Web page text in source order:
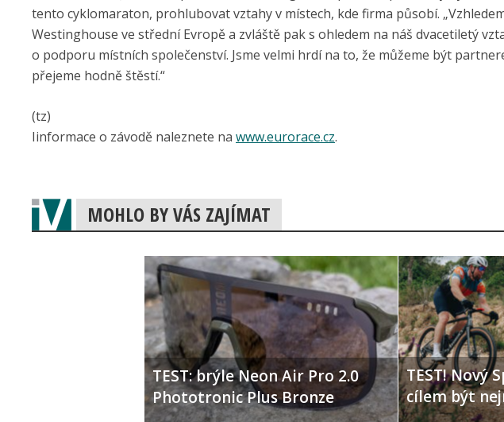
tento cyklomaraton, prohlubovat vztahy v místech, kde firma působí.
Westinghouse ve střední Evropě a zvláště pak s ohledem na náš dvacetiletý
o podporu místních společenství. Jsme velmi hrdí na to, že můžeme být
přejeme hodně štěstí.“
(tz)
Iinformace o závodě naleznete na www.eurorace.cz.
MOHLO BY VÁS ZAJÍMAT
TEST: brýle Neon Air Pro 2.0
Phototronic Plus Bronze
TEST! Nový
cílem být